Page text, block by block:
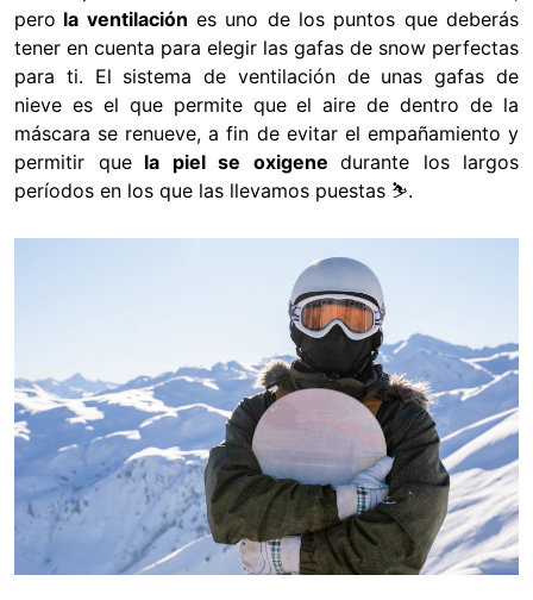
pero la ventilación es uno de los puntos que deberás
tener en cuenta para elegir las gafas de snow perfectas
para ti. El sistema de ventilación de unas gafas de
nieve es el que permite que el aire de dentro de la
máscara se renueve, a fin de evitar el empañamiento y
permitir quela piel se oxigene durante los largos
períodos en los que las llevamos puestas ⛷️.